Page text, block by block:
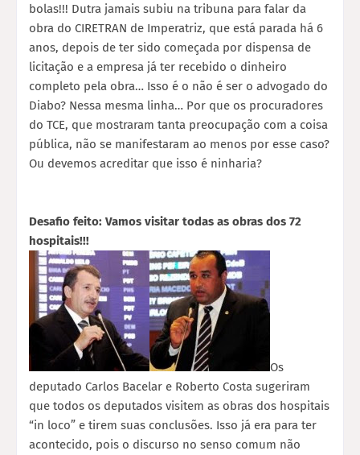
bolas!!! Dutra jamais subiu na tribuna para falar da
obra do CIRETRAN de Imperatriz, que está parada há 6
anos, depois de ter sido começada por dispensa de
licitação e a empresa já ter recebido o dinheiro
completo pela obra… Isso é o não é ser o advogado do
Diabo? Nessa mesma linha… Por que os procuradores
do TCE, que mostraram tanta preocupação com a coisa
pública, não se manifestaram ao menos por esse caso?
Ou devemos acreditar que isso é ninharia?
Desafio feito: Vamos visitar todas as obras dos 72
hospitais!!!
Os
deputado Carlos Bacelar e Roberto Costa sugeriram
que todos os deputados visitem as obras dos hospitais
“in loco” e tirem suas conclusões. Isso já era para ter
acontecido, pois o discurso no senso comum não